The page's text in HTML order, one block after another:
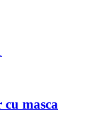
masca